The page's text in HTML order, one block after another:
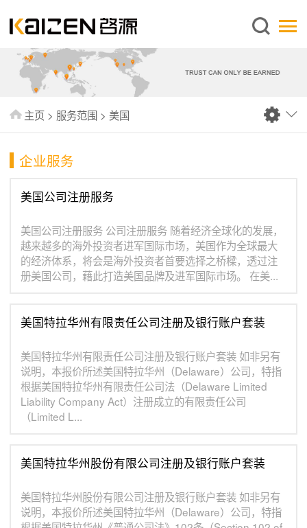
简体中文
关于启源
服务范围
联系我们
主页 > 服务范围 > 美国
企业服务
美国公司注册服务
美国公司注册服务 公司注册服务 随着经济全球化的发展，
越来越多的海外投资者进军国际市场，美国作为全球最大
的经济体系，将会是海外投资者首要选择之桥樑，透过注
册美国公司，藉此打造美国品牌及进军国际市场。 在美...
美国特拉华州有限责任公司注册及银行账户套装
美国特拉华州有限责任公司注册及银行账户套装 如非另有
说明，本报价所述美国特拉华州（Delaware）公司，特指
根据美国特拉华州有限责任公司法（Delaware Limited
Liability Company Act）注册成立的有限责任公司
（Limited L...
美国特拉华州股份有限公司注册及银行账户套装
美国特拉华州股份有限公司注册及银行账户套装 如非另有
说明，本报价所述美国特拉华州（Delaware）公司，特指